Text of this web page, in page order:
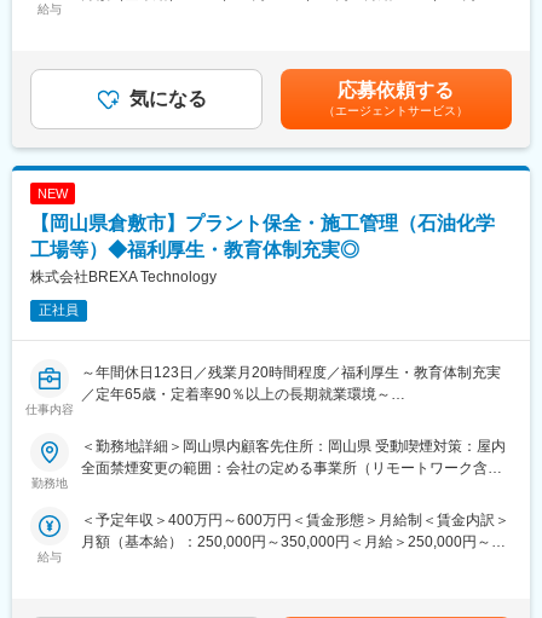
◇売上規模590億／22,000名規模のグループ会社と、規模の大き
さが魅力。
◇自動車などの輸送機器分野、IT関連や医薬品、環境・エコ関連
など、幅広い分野の技術と優秀な人材を得ながら成長を継続して
います。
あります。
変更の範囲：会社の定める業務
下記のいずれかをスキルに応じてご担当いただきます。
◇開発製品：自動車製品、生産設備、半導体装置など他多数
・機械設計・解析業務（CAD設計）
・各種評価業務
・実験・評価業務
※業務の詳細は面談時にご説明いたしますので、お気軽にご応募く
ださい。
■使用ツール：
NX、CATIA V5、I-CAD、SolidWorks
■充実の教育体制・キャリアパス：
◎難易度の高い業務や、マネジメントの立場に立っていただくな
ど、長期的に就業いただく中で希望に沿ったキャリア選択が可能
後を見越した将来的なキャリア形成を行っています。
◎社員教育・投資は最優先として考えており、毎年教育予算など
◎また、英語研修など世界で通用する人材ではなく、活躍する人
材を育成しています。（各種勉強会も毎回80％以上の社員が参
給与
金はあくまでも目安の金額であり、選考を通じて上下する可能性
があります。月給(月額)は固定手当を含めた表記です。
気になる 応募依頼する
（エージェントサービス）
NEW
【岡山県倉敷市】プラント保全・施工管理（石油化学
工場等）◆福利厚生・教育体制充実◎
株式会社BREXA Technology
正社員
仕事内容
～年間休日123日／残業月20時間程度／福利厚生・教育体制充実
／定年65歳・定着率90％以上の長期就業環境～
■仕事内容：
石油化学・製油・化学工場等の各種プラントにおける、保全業務
の施工管理をお任せします。
■業務内容：
ご入社後に担当いただく想定配属先の業務は、石油化学・製油・
勤務地
＜勤務地詳細＞岡山県内顧客先住所：岡山県 受動喫煙対策：屋内
全面禁煙変更の範囲：会社の定める事業所（リモートワーク含
給与
＜予定年収＞400万円～600万円＜賃金形態＞月給制＜賃金内訳＞
月額（基本給）：250,000円～350,000円＜月給＞250,000円～